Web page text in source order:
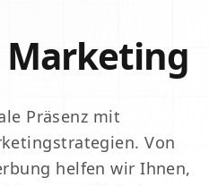
Präsenz mit
Von
helfen wir Ihnen,